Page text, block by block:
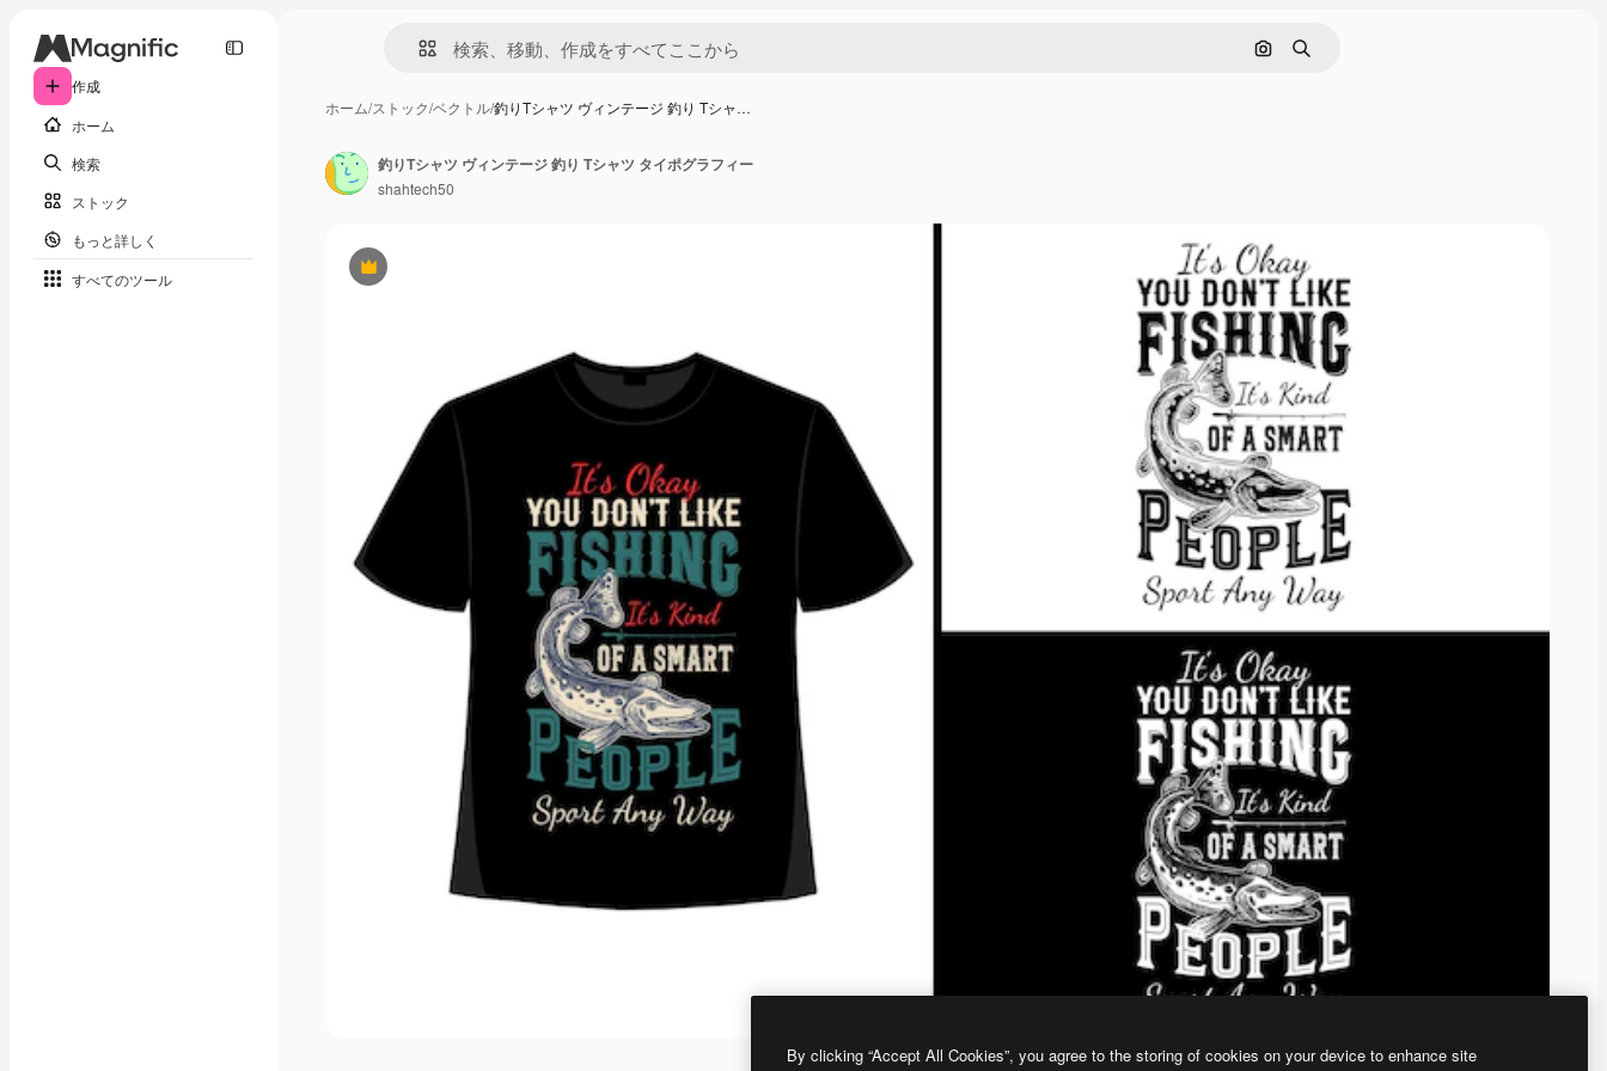
作成
ホーム
検索
ストック
もっと詳しく
すべてのツール
画像で検索
検索
ホーム/ストック/ベクトル/釣りTシャツ ヴィンテージ 釣り Tシャ…
Premium
釣りTシャツ ヴィンテージ 釣り Tシャツ タイポグラフィー
shahtech50
By clicking “Accept All Cookies”, you agree to the storing of cookies on your device to enhance site